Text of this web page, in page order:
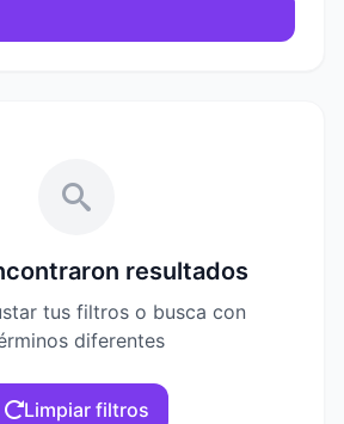
resultados
tus filtros o busca con
diferentes
Limpiar filtros